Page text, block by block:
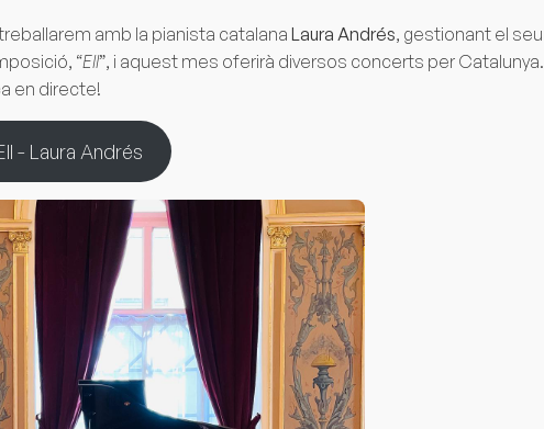
amb la pianista catalana Laura Andrés, gestionant el seu
“Ell”, i aquest mes oferirà diversos concerts per Catalunya.
en directe!
- Laura Andrés